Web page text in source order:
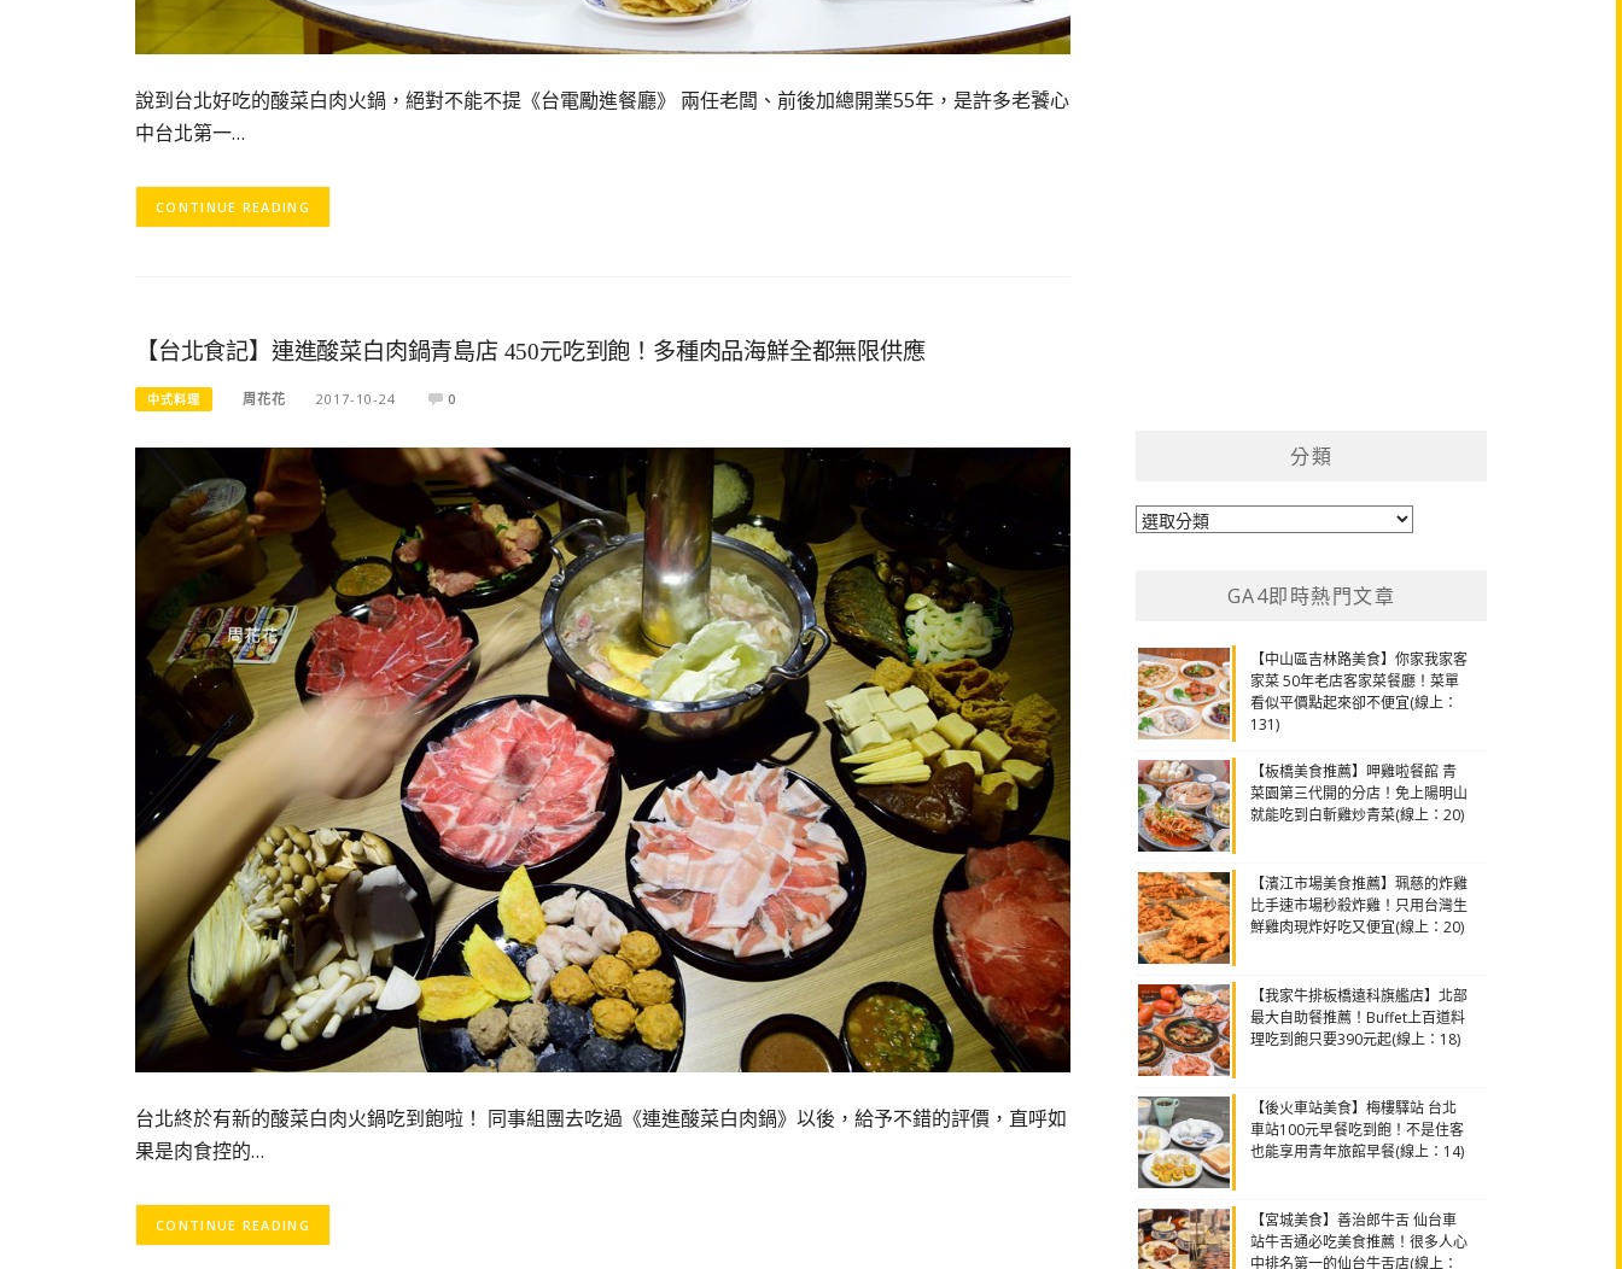
說到台北好吃的酸菜白肉火鍋，絕對不能不提《台電勵進餐廳》 兩任老闆、前後加總開業55年，是許多老饕心
中台北第一…
CONTINUE READING
【台北食記】連進酸菜白肉鍋青島店 450元吃到飽！多種肉品海鮮全都無限供應
中式料理 周花花 2017-10-24 0
台北終於有新的酸菜白肉火鍋吃到飽啦！ 同事組團去吃過《連進酸菜白肉鍋》以後，給予不錯的評價，直呼如
果是肉食控的…
CONTINUE READING
分類
分
GA4即時熱門文章
【中山區吉林路美食】你家我家客
家菜 50年老店客家菜餐廳！菜單
看似平價點起來卻不便宜(線上：
131)
【板橋美食推薦】呷雞啦餐館 青
菜園第三代開的分店！免上陽明山
就能吃到白斬雞炒青菜(線上：20)
【濱江市場美食推薦】珮慈的炸雞
比手速市場秒殺炸雞！只用台灣生
鮮雞肉現炸好吃又便宜(線上：20)
【我家牛排板橋遠科旗艦店】北部
最大自助餐推薦！Buffet上百道料
理吃到飽只要390元起(線上：18)
【後火車站美食】梅樓驛站 台北
車站100元早餐吃到飽！不是住客
也能享用青年旅館早餐(線上：14)
【宮城美食】善治郎牛舌 仙台車
站牛舌通必吃美食推薦！很多人心
中排名第一的仙台牛舌店(線上：